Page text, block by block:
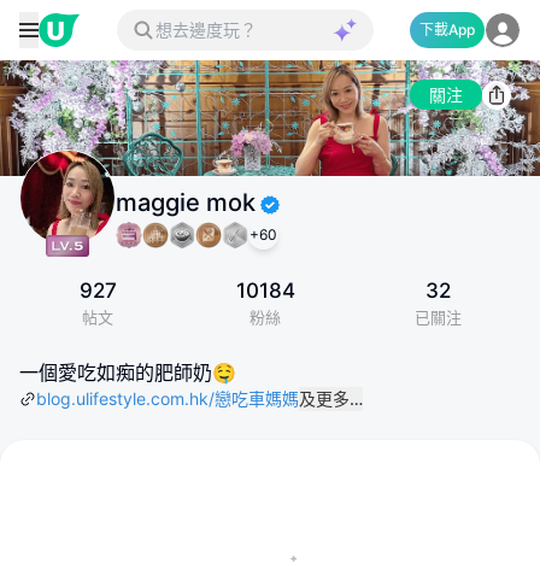
下載App
關注
maggie mok
+60
927
帖文
10184
粉絲
32
已關注
一個愛吃如痴的肥師奶🤤
blog.ulifestyle.com.hk/戀吃車媽媽及更多…